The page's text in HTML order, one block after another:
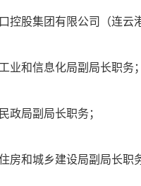
控股集团有限公司（连云
业和信息化局副局长职务；
政局副局长职务；
房和城乡建设局副局长职